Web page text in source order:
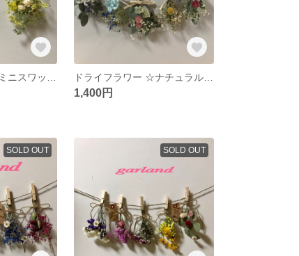
1,400円
SOLD OUT SOLD OUT